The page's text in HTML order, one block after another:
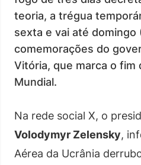
teoria, a trégua
sexta e vai até domingo
comemorações do
Vitória, que marca o fim
Mundial.
Na rede social X, o
Volodymyr Zelensky,
Aérea da Ucrânia